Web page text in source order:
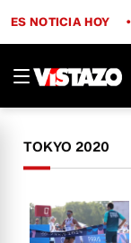
ES NOTICIA HOY
TOKYO 2020